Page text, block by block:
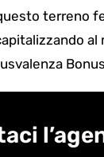
terreno
al